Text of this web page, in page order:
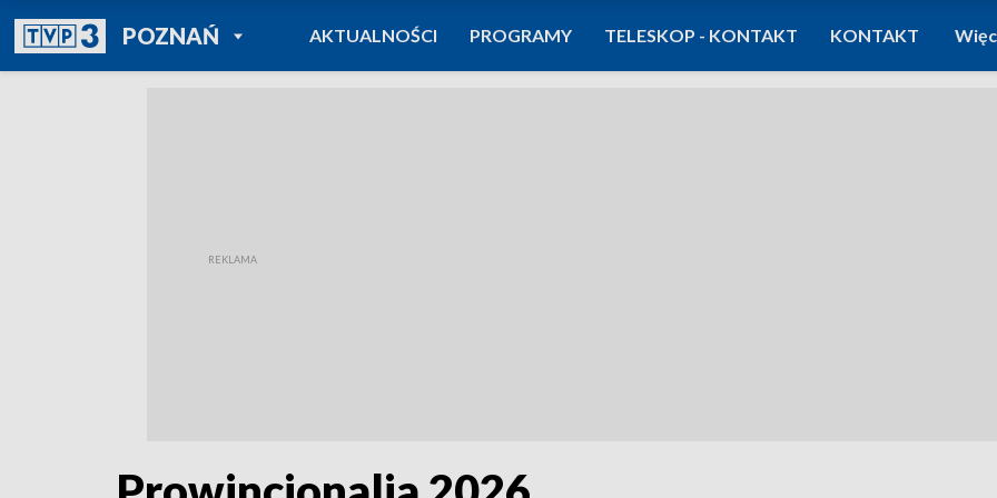
POZNAŃPOWRÓT DO
TVP REGIONY
AKTUALNOŚCI PROGRAMY TELESKOP - KONTAKT KONTAKT